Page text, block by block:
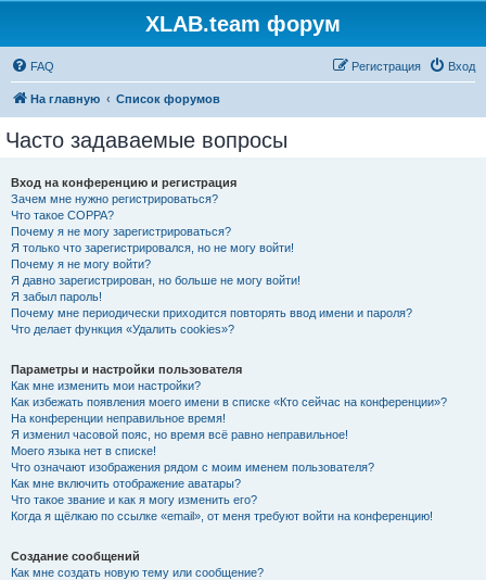
XLAB.team форум
FAQ Вход
Регистрация
На главную Список форумов
Часто задаваемые вопросы
Вход на конференцию и регистрация
Зачем мне нужно регистрироваться?
Что такое COPPA?
Почему я не могу зарегистрироваться?
Я только что зарегистрировался, но не могу войти!
Почему я не могу войти?
Я давно зарегистрирован, но больше не могу войти!
Я забыл пароль!
Почему мне периодически приходится повторять ввод имени и пароля?
Что делает функция «Удалить cookies»?
Параметры и настройки пользователя
Как мне изменить мои настройки?
Как избежать появления моего имени в списке «Кто сейчас на конференции»?
На конференции неправильное время!
Я изменил часовой пояс, но время всё равно неправильное!
Моего языка нет в списке!
Что означают изображения рядом с моим именем пользователя?
Как мне включить отображение аватары?
Что такое звание и как я могу изменить его?
Когда я щёлкаю по ссылке «email», от меня требуют войти на конференцию!
Создание сообщений
Как мне создать новую тему или сообщение?